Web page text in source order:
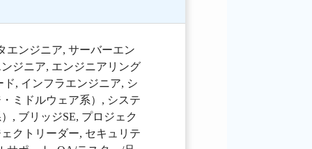
エンジニア, サーバーエン
ジニア, エンジニアリング
ド, インフラエンジニア, シ
ミドルウェア系） , システ
, ブリッジSE, プロジェク
クトリーダー, セキュリテ